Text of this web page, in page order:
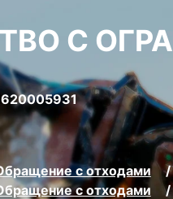
С
с отходами
с отходами